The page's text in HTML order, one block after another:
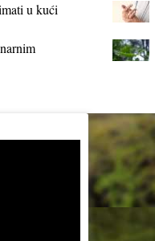
u kući